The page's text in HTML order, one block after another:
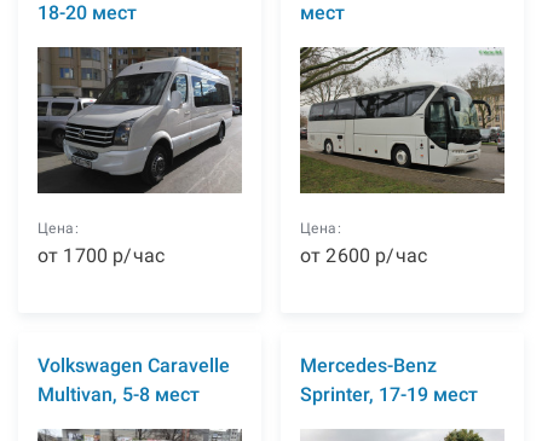
18-20 мест
Цена:
от 1700 р/час
мест
Цена:
от2600 р/час
Volkswagen Caravelle
Multivan, 5-8 мест
Mercedes-Benz
Sprinter, 17-19 мест